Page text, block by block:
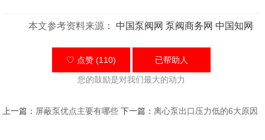
本文参考资料来源： 中国泵阀网 泵阀商务网 中国知网
♡ 点赞 (110) 已帮助 人
您的鼓励是对我们最大的动力
上一篇： 屏蔽泵优点主要有哪些 下一篇：离心泵出口压力低的6大原因